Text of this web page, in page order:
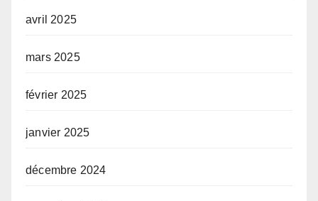
avril 2025
mars 2025
février 2025
janvier 2025
décembre 2024